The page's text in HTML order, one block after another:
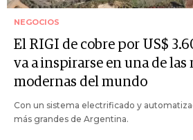
NEGOCIOS
El RIGI de cobre por US$
va a inspirarse en una de las
modernas del mundo
Con un sistema electrificado y
más grandes de Argentina.